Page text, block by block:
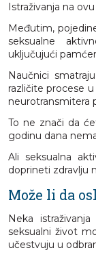
Istraživanja na
Međutim,
seksualne
uključujući
Naučnici
različite procese
neurotransmitera
To ne znači da
godinu dana
Ali seksualna
doprineti zdravlju
Može li da
Neka
seksualni život
učestvuju u